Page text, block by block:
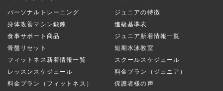
パーソナルトレーニング
身体改善マシン鍛錬
食事サポート商品
骨盤リセット
フィットネス新着情報一覧
レッスンスケジュール
料金プラン（フィットネス）
ジュニアの特徴
進級基準表
ジュニア新着情報一覧
短期水泳教室
スクールスケジュール
料金プラン（ジュニア）
保護者様の声